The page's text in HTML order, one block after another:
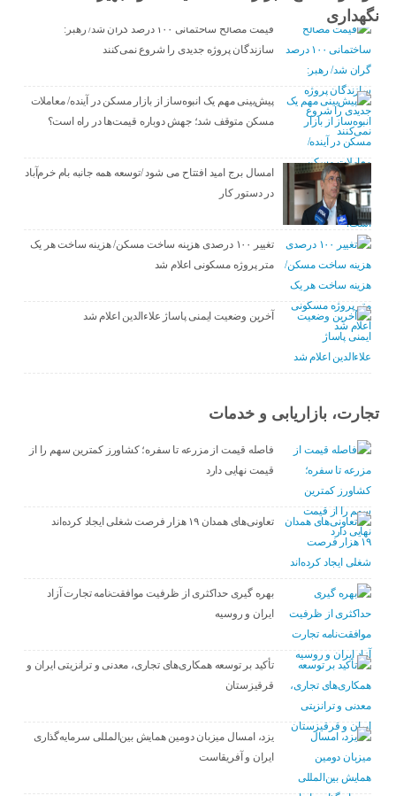
نگهداری
قیمت مصالح ساختمانی ۱۰۰ درصد گران شد/ رهبر:
سازندگان پروژه جدیدی را شروع نمی‌کنند
پیش‌بینی مهم یک انبوه‌ساز از بازار مسکن در آینده/ معاملات
مسکن متوقف شد؛ جهش دوباره قیمت‌ها در راه است؟
امسال برج امید افتتاح می شود /توسعه همه جانبه بام خرم‌آباد
در دستور کار
تغییر ۱۰۰ درصدی هزینه ساخت مسکن/ هزینه ساخت هر یک
متر پروژه مسکونی اعلام شد
آخرین وضعیت ایمنی پاساژ علاءالدین اعلام شد
تجارت، بازاریابی و خدمات
فاصله قیمت از مزرعه تا سفره؛ کشاورز کمترین سهم را از
قیمت نهایی دارد
تعاونی‌های همدان ۱۹ هزار فرصت شغلی ایجاد کرده‌اند
بهره گیری حداکثری از ظرفیت موافقت‌نامه تجارت آزاد
ایران و روسیه
تأکید بر توسعه همکاری‌های تجاری، معدنی و ترانزیتی ایران و
قرقیزستان
یزد، امسال میزبان دومین همایش بین‌المللی سرمایه‌گذاری
ایران و آفریقاست